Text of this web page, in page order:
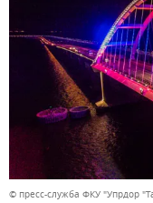
© пресс-служба ФКУ "Упрдор